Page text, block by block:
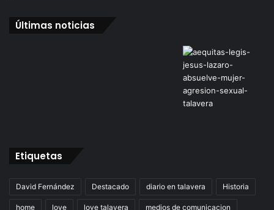
Últimas noticias
Etiquetas
David Fernández Destacado diario en talavera Historia
home love love talavera medios de comunicacion